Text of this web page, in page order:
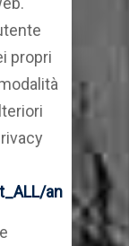
propri
analytics/